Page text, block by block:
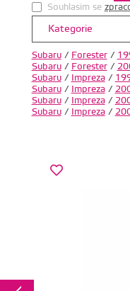
Souhlasim se
Kategorie
Subaru/ Forester/
Subaru/ Forester/
Subaru/ Impreza/
Subaru/ Impreza/
Subaru/ Impreza/
Subaru/ Impreza/